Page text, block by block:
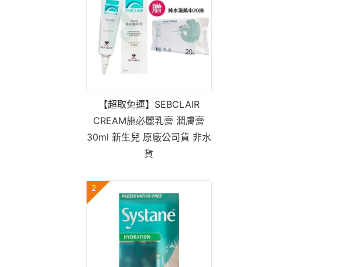
【超取免運】SEBCLAIR
CREAM施必麗乳膏 潤膚膏
30ml 新生兒 原廠公司貨 非水
貨
2